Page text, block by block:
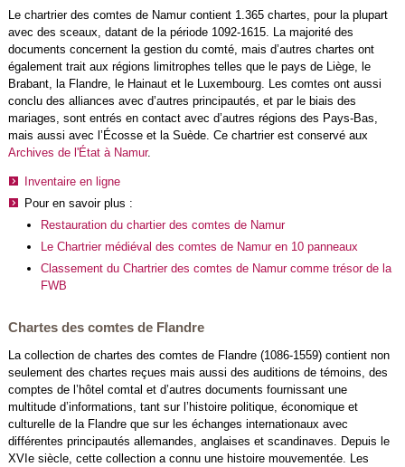
Le chartrier des comtes de Namur contient 1.365 chartes, pour la plupart
avec des sceaux, datant de la période 1092-1615. La majorité des
documents concernent la gestion du comté, mais d’autres chartes ont
également trait aux régions limitrophes telles que le pays de Liège, le
Brabant, la Flandre, le Hainaut et le Luxembourg. Les comtes ont aussi
conclu des alliances avec d’autres principautés, et par le biais des
mariages, sont entrés en contact avec d’autres régions des Pays-Bas,
mais aussi avec l’Écosse et la Suède. Ce chartrier est conservé aux
Archives de l'État à Namur.
Inventaire en ligne
Pour en savoir plus :
Restauration du chartier des comtes de Namur
Le Chartrier médiéval des comtes de Namur en 10 panneaux
Classement du Chartrier des comtes de Namur comme trésor de la
FWB
Chartes des comtes de Flandre
La collection de chartes des comtes de Flandre (1086-1559) contient non
seulement des chartes reçues mais aussi des auditions de témoins, des
comptes de l’hôtel comtal et d’autres documents fournissant une
multitude d’informations, tant sur l’histoire politique, économique et
culturelle de la Flandre que sur les échanges internationaux avec
différentes principautés allemandes, anglaises et scandinaves. Depuis le
XVIe siècle, cette collection a connu une histoire mouvementée. Les